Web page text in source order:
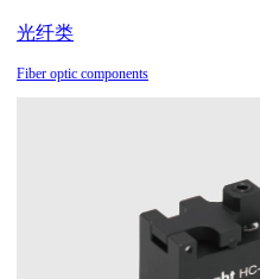
光纤类
Fiber optic components